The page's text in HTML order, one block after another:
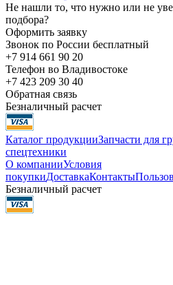
Не нашли то, что нужно или не
подбора?
Оформить заявку
Звонок по России бесплатный
+7 914 661 90 20
Телефон во Владивостоке
+7 423 209 30 40
Обратная связь
Безналичный расчет
Каталог продукцииЗапчасти для
спецтехники
О компанииУсловия
покупкиДоставкаКонтакты
Безналичный расчет